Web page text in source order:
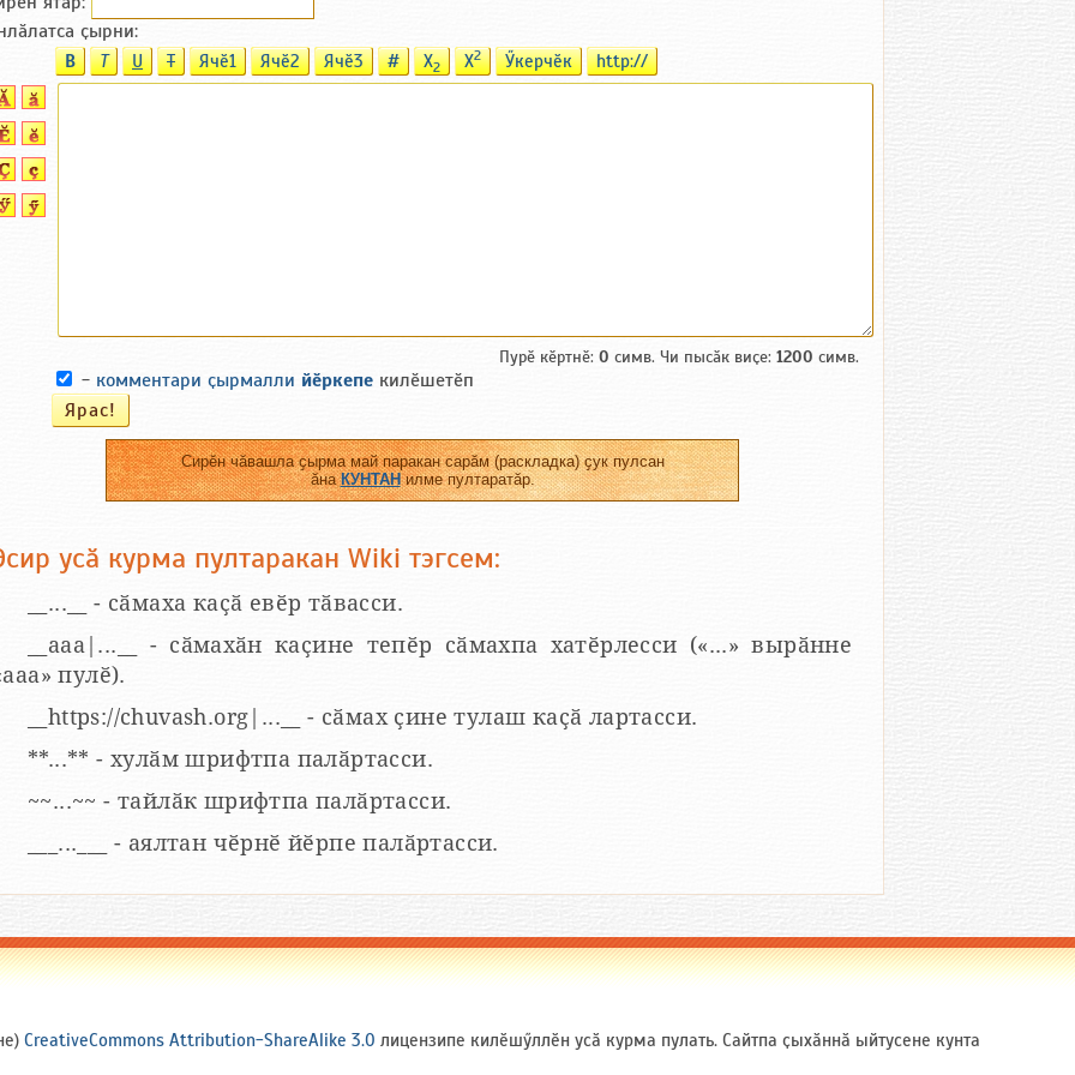
ҫырни:
B T U T Ячӗ1 Ячӗ2 Ячӗ3 # X2 X2 Ӳкерчӗк http://
Пурӗ кӗртнӗ: 0 симв. Чи пысӑк виҫе: 1200 симв.
- комментари ҫырмалли йӗркепе килӗшетӗп
Сирӗн чӑвашла ҫырма май паракан сарӑм (раскладка) ҫук пулсан
ӑнаКУНТАНилме пултаратӑр.
усӑ курма пултаракан Wiki тэгсем:
__...__ - сӑмаха каҫӑ евӗр тӑвасси.
__aaa|...__ - сӑмахӑн каҫине тепӗр сӑмахпа хатӗрлесси («...» вырӑнне
пулӗ).
__https://chuvash.org|...__ - сӑмах ҫине тулаш каҫӑ лартасси.
**...** - хулӑм шрифтпа палӑртасси.
~~...~~ - тайлӑк шрифтпа палӑртасси.
___...___ - аялтан чӗрнӗ йӗрпе палӑртасси.
CreativeCommons Attribution-ShareAlike 3.0 лицензипе килӗшӳллӗн усӑ курма пулать. Сайтпа ҫыхӑннӑ ыйтусене кунта